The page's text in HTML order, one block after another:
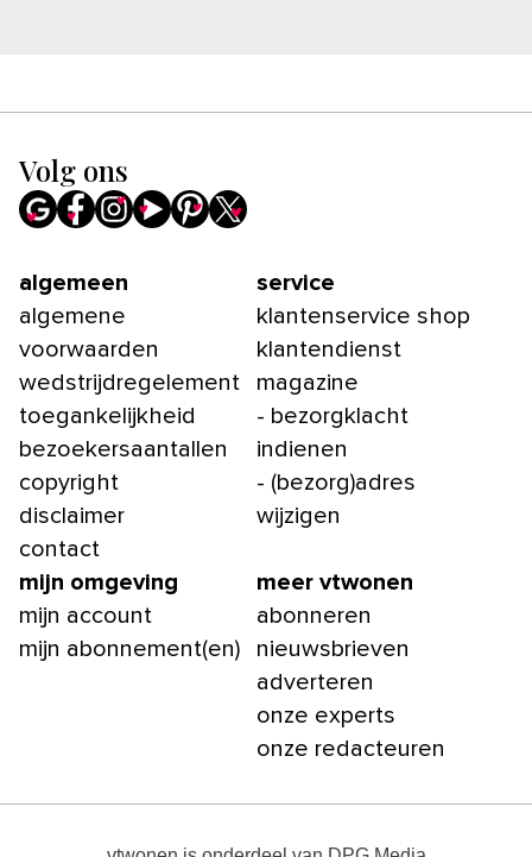
Volg ons
algemeen
algemene
voorwaarden
wedstrijdregelement
toegankelijkheid
bezoekersaantallen
copyright
disclaimer
contact
service
klantenservice shop
klantendienst
magazine
- bezorgklacht
indienen
- (bezorg)adres
wijzigen
mijn omgeving
mijn account
mijn abonnement(en)
meer vtwonen
abonneren
nieuwsbrieven
adverteren
onze experts
onze redacteuren